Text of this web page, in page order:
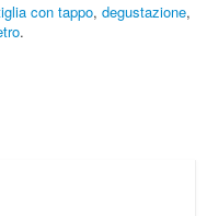
con tappo, degustazione,
.